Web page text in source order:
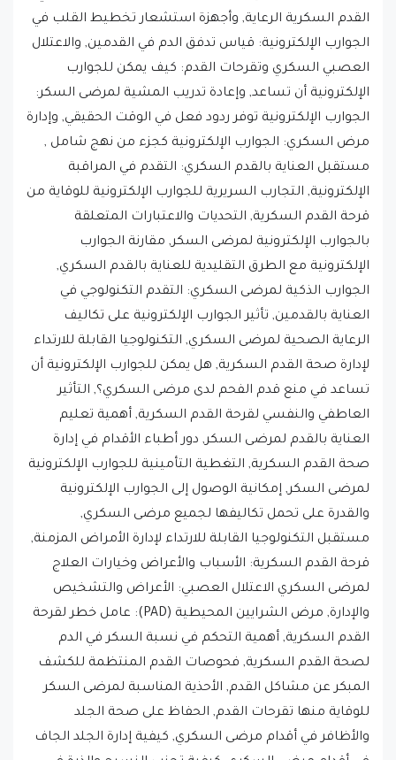
الجوارب الإلكترونية: قياس تدفق الدم في القدمين, والاعتلال
العصبي السكري وتقرحات القدم: كيف يمكن للجوارب
الإلكترونية أن تساعد, وإعادة تدريب المشية لمرضى السكر:
الجوارب الإلكترونية توفر ردود فعل في الوقت الحقيقي, وإدارة
مرض السكري: الجوارب الإلكترونية كجزء من نهج شامل ,
مستقبل العناية بالقدم السكري: التقدم في المراقبة
الإلكترونية, التجارب السريرية للجوارب الإلكترونية للوقاية من
قرحة القدم السكرية, التحديات والاعتبارات المتعلقة
بالجوارب الإلكترونية لمرضى السكر, مقارنة الجوارب
الإلكترونية مع الطرق التقليدية للعناية بالقدم السكري,
الجوارب الذكية لمرضى السكري: التقدم التكنولوجي في
العناية بالقدمين, تأثير الجوارب الإلكترونية على تكاليف
الرعاية الصحية لمرضى السكري, التكنولوجيا القابلة للارتداء
لإدارة صحة القدم السكرية, هل يمكن للجوارب الإلكترونية أن
تساعد في منع قدم الفحم لدى مرضى السكري؟, التأثير
العاطفي والنفسي لقرحة القدم السكرية, أهمية تعليم
العناية بالقدم لمرضى السكر, دور أطباء الأقدام في إدارة
صحة القدم السكرية, التغطية التأمينية للجوارب الإلكترونية
لمرضى السكر, إمكانية الوصول إلى الجوارب الإلكترونية
والقدرة على تحمل تكاليفها لجميع مرضى السكري,
مستقبل التكنولوجيا القابلة للارتداء لإدارة الأمراض المزمنة,
قرحة القدم السكرية: الأسباب والأعراض وخيارات العلاج
لمرضى السكري الاعتلال العصبي: الأعراض والتشخيص
والإدارة, مرض الشرايين المحيطية (PAD): عامل خطر لقرحة
القدم السكرية, أهمية التحكم في نسبة السكر في الدم
لصحة القدم السكرية, فحوصات القدم المنتظمة للكشف
المبكر عن مشاكل القدم, الأحذية المناسبة لمرضى السكر
للوقاية منها تقرحات القدم, الحفاظ على صحة الجلد
والأظافر في أقدام مرضى السكري, كيفية إدارة الجلد الجاف
في أقدام مرضى السكري, كيفية تجنب النسيج والذرة في